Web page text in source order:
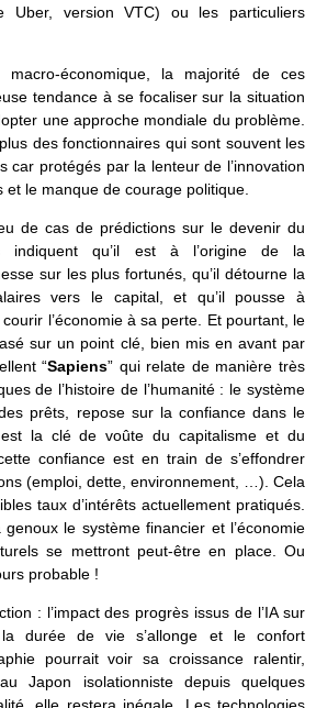
Uber, version VTC) ou les particuliers
économique, la majorité de ces
tendance à se focaliser sur la situation
une approche mondiale du problème.
des fonctionnaires qui sont souvent les
car protégés par la lenteur de l’innovation
le manque de courage politique.
de cas de prédictions sur le devenir du
indiquent qu’il est à l’origine de la
sur les plus fortunés, qu’il détourne la
vers le capital, et qu’il pousse à
l’économie à sa perte. Et pourtant, le
sur un point clé, bien mis en avant par
“Sapiens” qui relate de manière très
de l’histoire de l’humanité : le système
prêts, repose sur la confiance dans le
la clé de voûte du capitalisme et du
confiance est en train de s’effondrer
(emploi, dette, environnement, …). Cela
taux d’intérêts actuellement pratiqués.
le système financier et l’économie
se mettront peut-être en place. Ou
probable !
: l’impact des progrès issus de l’IA sur
durée de vie s’allonge et le confort
pourrait voir sa croissance ralentir,
Japon isolationniste depuis quelques